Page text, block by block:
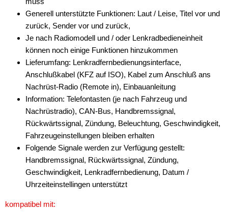
Generell unterstützte Funktionen: Laut / Leise, Titel vor und
zurück, Sender vor und zurück,
Je nach Radiomodell und / oder Lenkradbedieneinheit
können noch einige Funktionen hinzukommen
Lieferumfang: Lenkradfernbedienungsinterface,
Anschlußkabel (KFZ auf ISO), Kabel zum Anschluß ans
Nachrüst-Radio (Remote in), Einbauanleitung
Information: Telefontasten (je nach Fahrzeug und
Nachrüstradio), CAN-Bus, Handbremssignal,
Rückwärtssignal, Zündung, Beleuchtung, Geschwindigkeit,
Fahrzeugeinstellungen bleiben erhalten
Folgende Signale werden zur Verfügung gestellt:
Handbremssignal, Rückwärtssignal, Zündung,
Geschwindigkeit, Lenkradfernbedienung, Datum /
Uhrzeiteinstellingen unterstützt
kompatibel mit: